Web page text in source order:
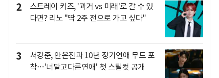
2
스트레이 키즈, '과거 vs 미래'로 갈 수 있
다면? 리노 "딱 2주 전으로 가고 싶다"
3
서강준, 안은진과 10년 장기연애 무드 포
착…'너말고다른연애' 첫 스틸컷 공개